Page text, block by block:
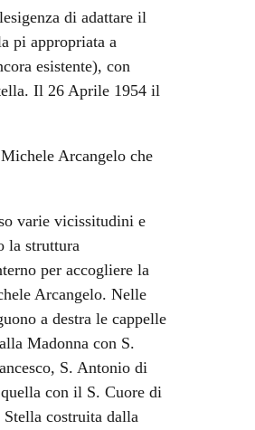
di adattare il
pi appropriata a
esistente), con
Il 26 Aprile 1954 il
Arcangelo che
varie vicissitudini e
la struttura
per accogliere la
Arcangelo. Nelle
a destra le cappelle
Madonna con S.
S. Antonio di
con il S. Cuore di
costruita dalla